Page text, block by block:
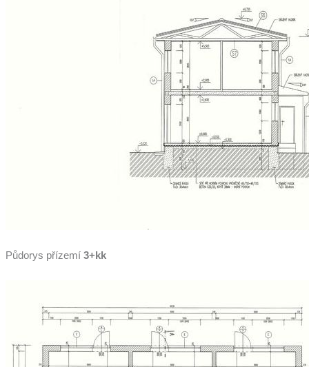
Půdorys přízemí 3+kk